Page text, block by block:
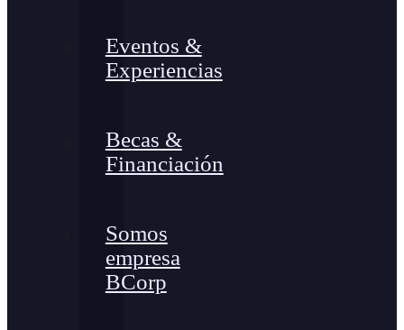
Eventos &
Experiencias
Becas &
Financiación
Somos
empresa
BCorp